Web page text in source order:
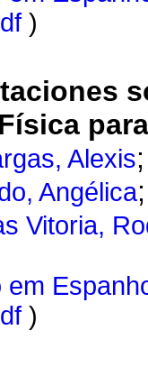
)
Alexis
Angélica
Vitoria,
em
)